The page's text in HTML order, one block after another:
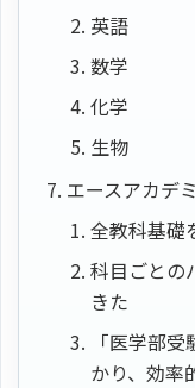
英語
数学
化学
生物
エースアカデ
全教科基礎
科目ごとの
きた
「医学部
かり、効率